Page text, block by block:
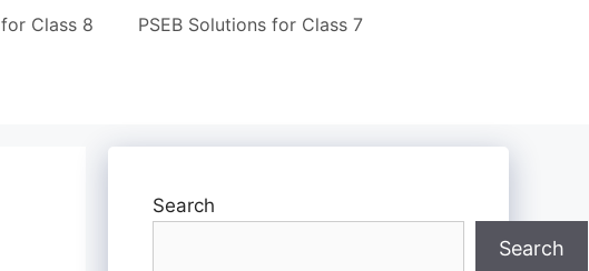
Class 8 PSEB Solutions for Class 7
Search
Search